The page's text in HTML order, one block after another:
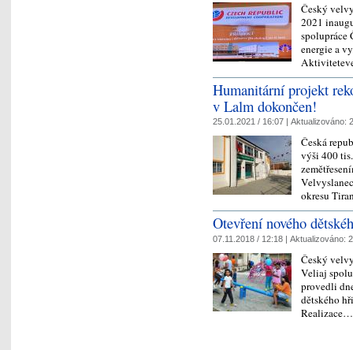
Český
2021
spolupráce
energie a
Humanitární projekt
v Lalm dokončen!
25.01.2021 / 16:07 | Aktualizováno:
Česká
výši 400
okresu
Otevření nového
07.11.2018 / 12:18 | Aktualizováno:
Český
Veliaj
provedli
dětského